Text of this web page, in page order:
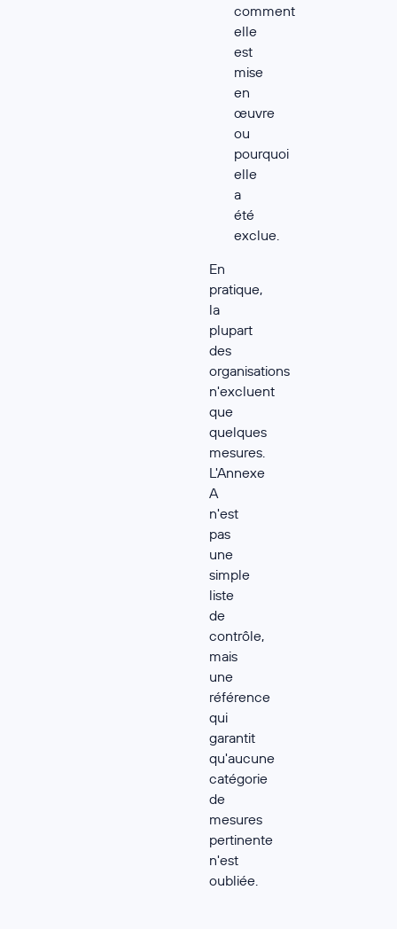
comment
elle
est
mise
en
œuvre
ou
pourquoi
elle
a
été
exclue.
En
pratique,
la
plupart
des
organisations
n'excluent
que
quelques
mesures.
L'Annexe
A
n'est
pas
une
simple
liste
de
contrôle,
mais
une
référence
qui
garantit
qu'aucune
catégorie
de
mesures
pertinente
n'est
oubliée.